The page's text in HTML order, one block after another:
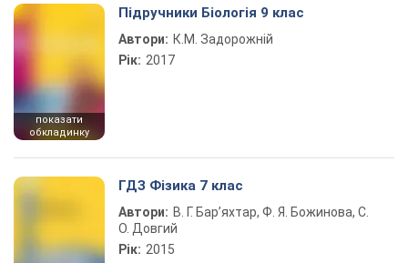
показати
обкладинку
Підручники Біологія 9 клас
Автори: К.М. Задорожній
Рік: 2017
ГДЗ Фізика 7 клас
Автори: В. Г. Бар’яхтар, Ф. Я. Божинова, С.
О. Довгий
Рік: 2015